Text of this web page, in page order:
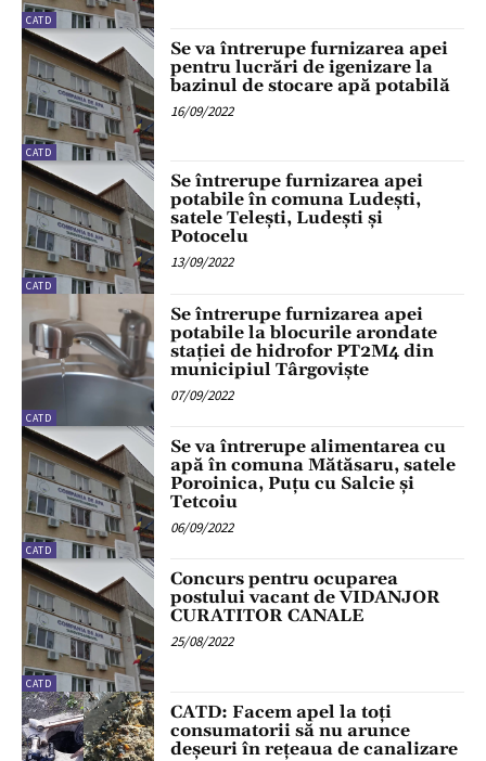
CATD
CATD
Se va întrerupe furnizarea apei
pentru lucrări de igenizare la
bazinul de stocare apă potabilă
16/09/2022
CATD
Se întrerupe furnizarea apei
potabile în comuna Ludești,
satele Telești, Ludești și
Potocelu
13/09/2022
CATD
Se întrerupe furnizarea apei
potabile la blocurile arondate
stației de hidrofor PT2M4 din
municipiul Târgoviște
07/09/2022
CATD
Se va întrerupe alimentarea cu
apă în comuna Mătăsaru, satele
Poroinica, Puțu cu Salcie și
Tetcoiu
06/09/2022
CATD
Concurs pentru ocuparea
postului vacant de VIDANJOR
CURATITOR CANALE
25/08/2022
CATD: Facem apel la toți
consumatorii să nu arunce
deșeuri în rețeaua de canalizare